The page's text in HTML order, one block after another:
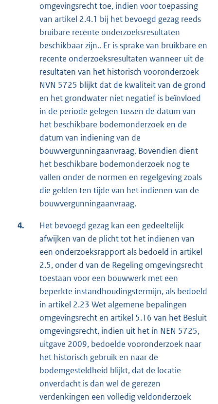
omgevingsrecht toe, indien voor toepassing
van artikel 2.4.1 bij het bevoegd gezag reeds
bruibare recente onderzoeksresultaten
beschikbaar zijn.. Er is sprake van bruikbare en
recente onderzoeksresultaten wanneer uit de
resultaten van het historisch vooronderzoek
NVN 5725 blijkt dat de kwaliteit van de grond
en het grondwater niet negatief is beïnvloed
in de periode gelegen tussen de datum van
het beschikbare bodemonderzoek en de
datum van indiening van de
bouwvergunningaanvraag. Bovendien dient
het beschikbare bodemonderzoek nog te
vallen onder de normen en regelgeving zoals
die gelden ten tijde van het indienen van de
bouwvergunningaanvraag.
4.
Het bevoegd gezag kan een gedeeltelijk
afwijken van de plicht tot het indienen van
een onderzoeksrapport als bedoeld in artikel
2.5, onder d van de Regeling omgevingsrecht
toestaan voor een bouwwerk met een
beperkte instandhoudingstermijn, als bedoeld
in artikel 2.23 Wet algemene bepalingen
omgevingsrecht en artikel 5.16 van het Besluit
omgevingsrecht, indien uit het in NEN 5725,
uitgave 2009, bedoelde vooronderzoek naar
het historisch gebruik en naar de
bodemgesteldheid blijkt, dat de locatie
onverdacht is dan wel de gerezen
verdenkingen een volledig veldonderzoek